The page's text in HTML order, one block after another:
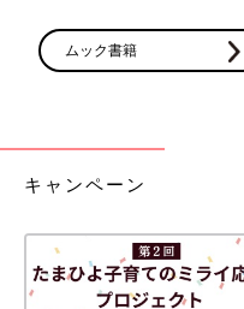
ムック書籍
キャンペーン